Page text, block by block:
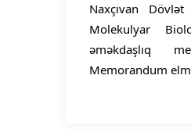
Naxçıvan
Molekulyar
əməkdaşlıq
Memorandum